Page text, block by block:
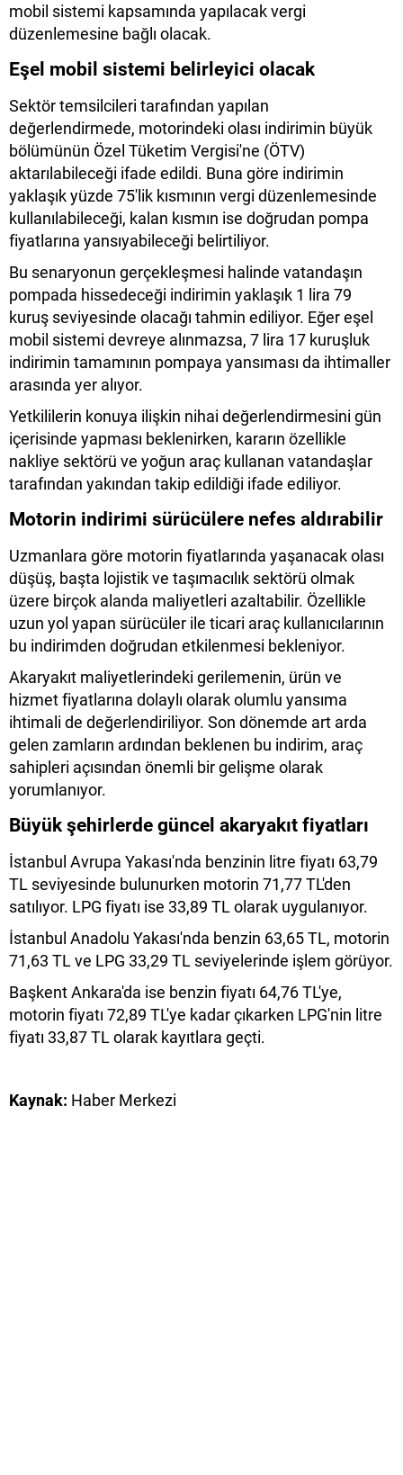
mobil sistemi kapsamında yapılacak vergi
düzenlemesine bağlı olacak.
Eşel mobil sistemi belirleyici olacak
Sektör temsilcileri tarafından yapılan
değerlendirmede, motorindeki olası indirimin büyük
bölümünün Özel Tüketim Vergisi'ne (ÖTV)
aktarılabileceği ifade edildi. Buna göre indirimin
yaklaşık yüzde 75'lik kısmının vergi düzenlemesinde
kullanılabileceği, kalan kısmın ise doğrudan pompa
fiyatlarına yansıyabileceği belirtiliyor.
Bu senaryonun gerçekleşmesi halinde vatandaşın
pompada hissedeceği indirimin yaklaşık 1 lira 79
kuruş seviyesinde olacağı tahmin ediliyor. Eğer eşel
mobil sistemi devreye alınmazsa, 7 lira 17 kuruşluk
indirimin tamamının pompaya yansıması da ihtimaller
arasında yer alıyor.
Yetkililerin konuya ilişkin nihai değerlendirmesini gün
içerisinde yapması beklenirken, kararın özellikle
nakliye sektörü ve yoğun araç kullanan vatandaşlar
tarafından yakından takip edildiği ifade ediliyor.
Motorin indirimi sürücülere nefes aldırabilir
Uzmanlara göre motorin fiyatlarında yaşanacak olası
düşüş, başta lojistik ve taşımacılık sektörü olmak
üzere birçok alanda maliyetleri azaltabilir. Özellikle
uzun yol yapan sürücüler ile ticari araç kullanıcılarının
bu indirimden doğrudan etkilenmesi bekleniyor.
Akaryakıt maliyetlerindeki gerilemenin, ürün ve
hizmet fiyatlarına dolaylı olarak olumlu yansıma
ihtimali de değerlendiriliyor. Son dönemde art arda
gelen zamların ardından beklenen bu indirim, araç
sahipleri açısından önemli bir gelişme olarak
yorumlanıyor.
Büyük şehirlerde güncel akaryakıt fiyatları
İstanbul Avrupa Yakası'nda benzinin litre fiyatı 63,79
TL seviyesinde bulunurken motorin 71,77 TL'den
satılıyor. LPG fiyatı ise 33,89 TL olarak uygulanıyor.
İstanbul Anadolu Yakası'nda benzin 63,65 TL, motorin
71,63 TL ve LPG 33,29 TL seviyelerinde işlem görüyor.
Başkent Ankara'da ise benzin fiyatı 64,76 TL'ye,
motorin fiyatı 72,89 TL'ye kadar çıkarken LPG'nin litre
fiyatı 33,87 TL olarak kayıtlara geçti.
Kaynak: Haber Merkezi